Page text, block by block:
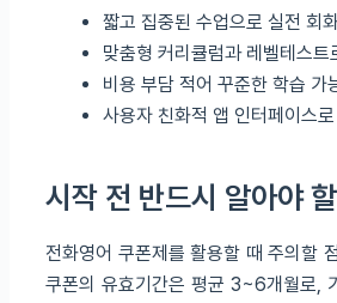
짧고 집중된 수업으로 실전 회
맞춤형 커리큘럼과 레벨테스
비용 부담 적어 꾸준한 학습 가
사용자 친화적 앱 인터페이스
시작 전 반드시 알아야
전화영어 쿠폰제를 활용할 때 주의할
쿠폰의 유효기간은 평균 3~6개월로,